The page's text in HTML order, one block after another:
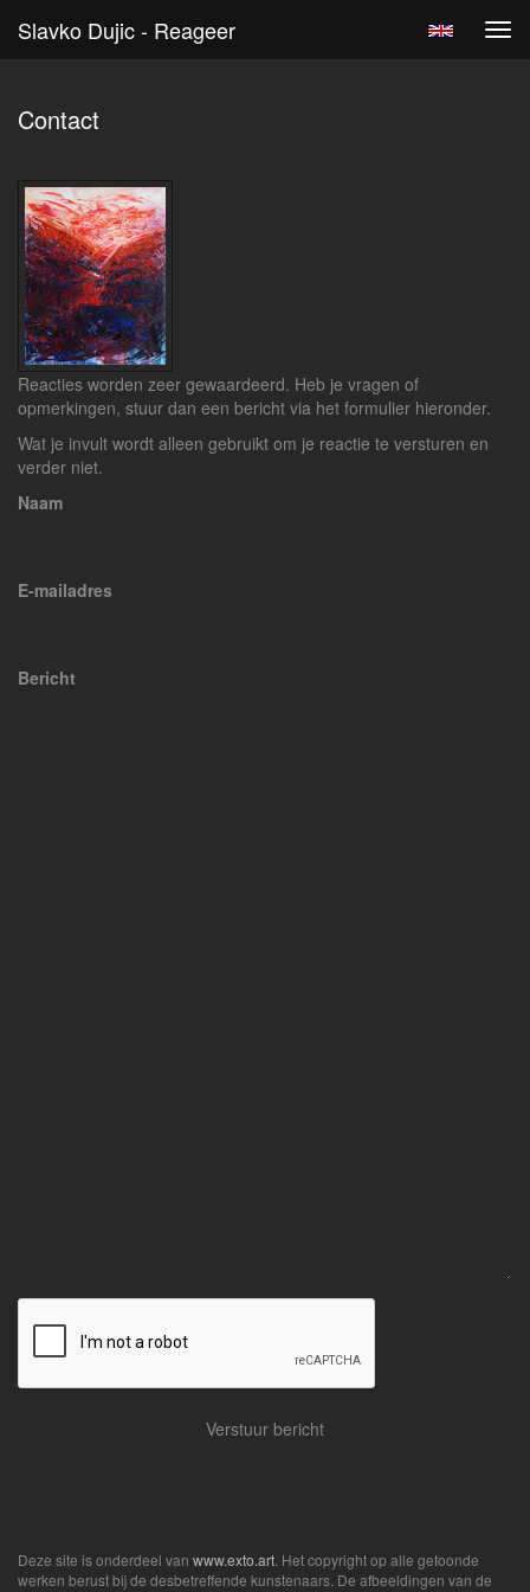
Slavko Dujic - Reageer
Contact
Reacties worden zeer gewaardeerd. Heb je vragen of
opmerkingen, stuur dan een bericht via het formulier hieronder.
Wat je invult wordt alleen gebruikt om je reactie te versturen en
verder niet.
Naam
E-mailadres
Bericht
Deze site is onderdeel van www.exto.art . Het copyright op alle getoonde
werken berust bij de desbetreffende kunstenaars. De afbeeldingen van de